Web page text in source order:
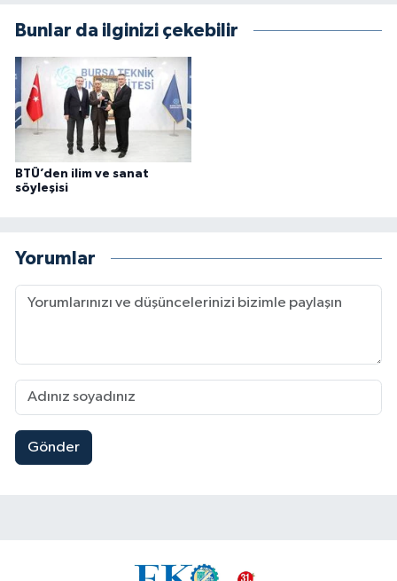
Bunlar da ilginizi çekebilir
BTÜ’den ilim ve sanat
söyleşisi
Yorumlar
Gönder